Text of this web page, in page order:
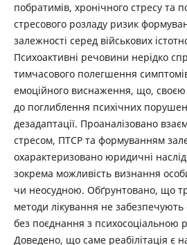
побратимів, хронічного стресу та
стресового розладу ризик
залежності серед військових
Психоактивні речовини нерідко
тимчасового полегшення
емоційного виснаження, що,
до поглиблення психічних
дезадаптації. Проаналізовано
стресом, ПТСР та формуванням
охарактеризовано юридичні
зокрема можливість визнання
чи неосудною. Обґрунтовано, що
методи лікування не забезпечують
без поєднання з психосоціальною
Доведено, що саме реабілітація є